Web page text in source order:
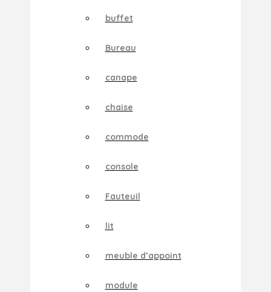
buffet
Bureau
canape
chaise
commode
console
Fauteuil
lit
meuble d’appoint
module